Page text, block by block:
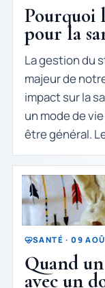
Pourquoi
pour la
La gestion du
majeur de
impact sur la
un mode de
être général.
SANTÉ · 09
Quand
avec un